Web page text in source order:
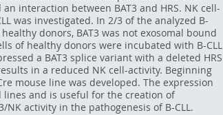
interaction between BAT3 and HRS. NK cell-
was investigated. In 2/3 of the analyzed B-
donors, BAT3 was not exosomal bound
of healthy donors were incubated with B-CLL
a BAT3 splice variant with a deleted HRS
in a reduced NK cell-activity. Beginning
mouse line was developed. The expression
and is useful for the creation of
activity in the pathogenesis of B-CLL.